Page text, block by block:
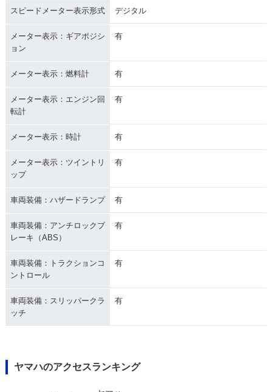
スピードメーター表示形式 デジタル
メーター表示：ギアポジシ
ョン
有
メーター表示：燃料計 有
メーター表示：エンジン回
転計
有
メーター表示：時計 有
メーター表示：ツイントリ
ップ
有
車両装備：ハザードランプ 有
車両装備：アンチロックブ
レーキ（ABS）
有
車両装備：トラクションコ
ントロール
有
車両装備：スリッパークラ
ッチ
有
ヤマハのアクセスランキング